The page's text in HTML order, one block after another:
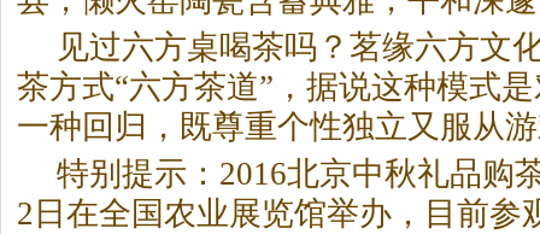
见过六方桌喝茶吗？茗缘六方文
茶方式“六方茶道”，据说这种模式
一种回归，既尊重个性独立又服从
特别提示：2016北京中秋礼品购
2日在全国农业展览馆举办，目前参